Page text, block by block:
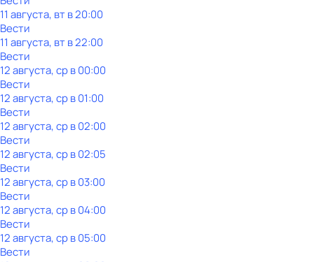
11 августа, вт в 20:00
Вести
11 августа, вт в 22:00
Вести
12 августа, ср в 00:00
Вести
12 августа, ср в 01:00
Вести
12 августа, ср в 02:00
Вести
12 августа, ср в 02:05
Вести
12 августа, ср в 03:00
Вести
12 августа, ср в 04:00
Вести
12 августа, ср в 05:00
Вести